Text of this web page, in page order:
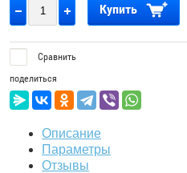
Купить
Сравнить
поделиться
Описание
Параметры
Отзывы